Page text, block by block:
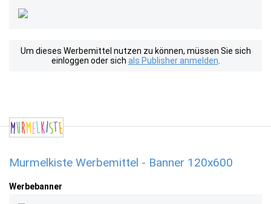
Um dieses Werbemittel nutzen zu können, müssen Sie sich
einloggen oder sich als Publisher anmelden
Murmelkiste Werbemittel - Banner 120x600
Werbebanner